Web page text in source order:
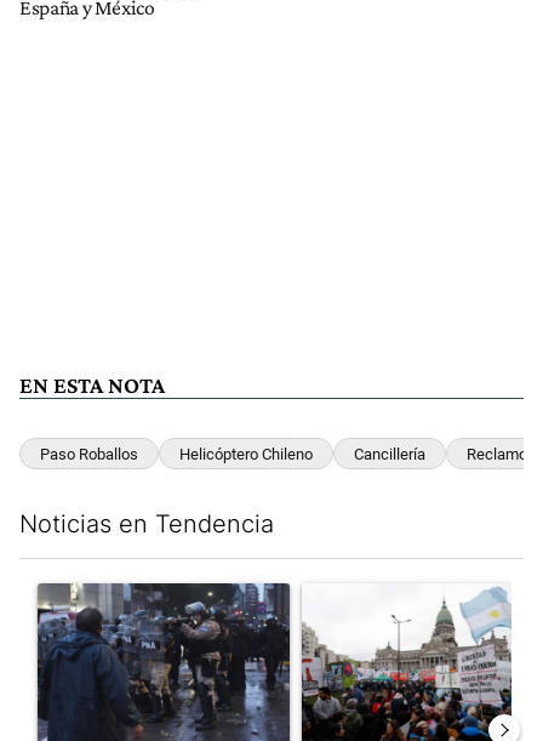
España y México
EN ESTA NOTA
Paso Roballos Helicóptero Chileno Cancillería Reclamo
Noticias en Tendencia
Un artículo de tendencia con el título "La tensión frente al
Un artículo de tendencia